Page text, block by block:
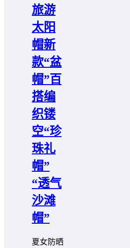
旅游
太阳
帽新
款“盆
帽”百
搭编
织镂
空“珍
珠礼
帽”
“透气
沙滩
帽”
夏女防晒